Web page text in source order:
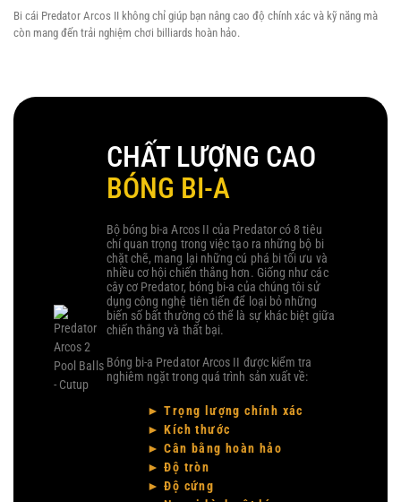
Bi cái Predator Arcos II không chỉ giúp bạn nâng cao độ chính xác và kỹ năng mà
còn mang đến trải nghiệm chơi billiards hoàn hảo.
CHẤT LƯỢNG CAO
BÓNG BI-A
Bộ bóng bi-a Arcos II của Predator có 8 tiêu
chí quan trọng trong việc tạo ra những bộ bi
chặt chẽ, mang lại những cú phá bi tối ưu và
nhiều cơ hội chiến thắng hơn. Giống như các
cây cơ Predator, bóng bi-a của chúng tôi sử
dụng công nghệ tiên tiến để loại bỏ những
biến số bất thường có thể là sự khác biệt giữa
chiến thắng và thất bại.
Bóng bi-a Predator Arcos II được kiểm tra
nghiêm ngặt trong quá trình sản xuất về:
► Trọng lượng chính xác
► Kích thước
► Cân bằng hoàn hảo
► Độ tròn
► Độ cứng